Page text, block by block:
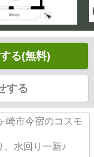
る(無料)
する
崎市今宿のコスモ
、水回り一新♪